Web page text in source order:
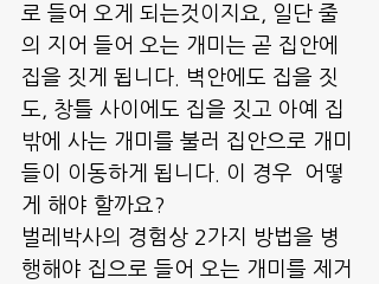
로 들어 오게 되는것이지요, 일단 줄
의 지어 들어 오는 개미는 곧 집안에
집을 짓게 됩니다. 벽안에도 집을 짓
도, 창틀 사이에도 집을 짓고 아예 집
밖에 사는 개미를 불러 집안으로 개미
들이 이동하게 됩니다. 이 경우  어떻
게 해야 할까요?
벌레박사의 경험상 2가지 방법을 병
행해야 집으로 들어 오는 개미를 제거